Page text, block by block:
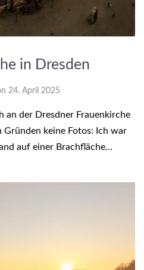
in Dresden
24. April 2025
an der Dresdner Frauenkirche
keine Fotos: Ich war
auf einer Brachfläche…